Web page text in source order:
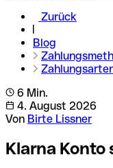
Zurück
Blog
6 Min.
4. August 2026
Von Birte Lissner
Klarna Konto